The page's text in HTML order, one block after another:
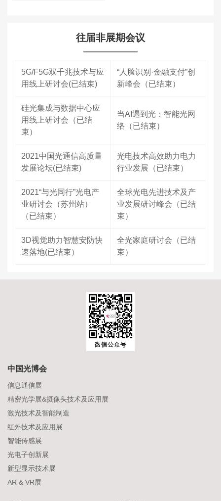
往届非展期会议
5G/F5G双千兆技术与应
用线上研讨会(已结束)
“人脸识别·金融支付”创
新峰会（已结束）
硅光集成与数据中心应
用线上研讨会（已结
束）
当AI遇到光：智能光网
络（已结束）
2021中国光通信高质量
发展论坛(已结束)
光电技术高效助力电力
行业发展（已结束）
2021“与光同行”光电产
业研讨会（苏州站）
（已结束）
全球光电先进技术及产
业发展研讨峰会（已结
束）
3D视觉助力智慧安防快
速落地(已结束）
全光家庭研讨会（已结
束）
中国光博会
信息通信展
精密光学展&摄像头技术及应用展
激光技术及智能制造
红外技术及应用展
智能传感展
光电子创新展
新型显示技术展
AR & VR展